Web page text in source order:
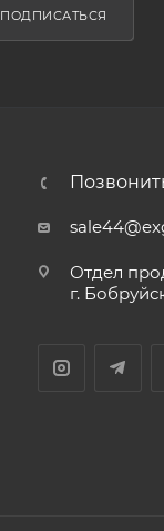
ПОДПИСАТЬСЯ
Отдел
г.